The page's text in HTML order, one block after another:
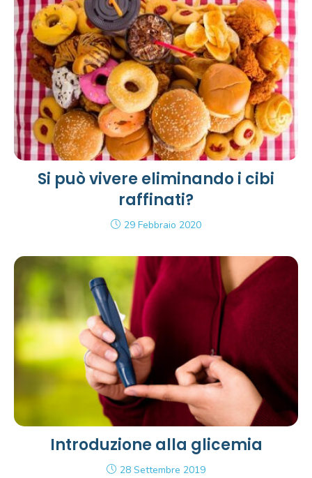
Si può vivere eliminando i cibi
raffinati?
29 Febbraio 2020
Introduzione alla glicemia
28 Settembre 2019